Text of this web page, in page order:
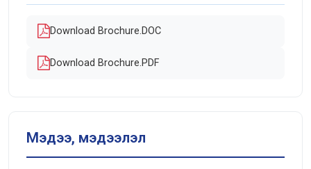
Download Brochure.DOC
Download Brochure.PDF
Мэдээ, мэдээлэл